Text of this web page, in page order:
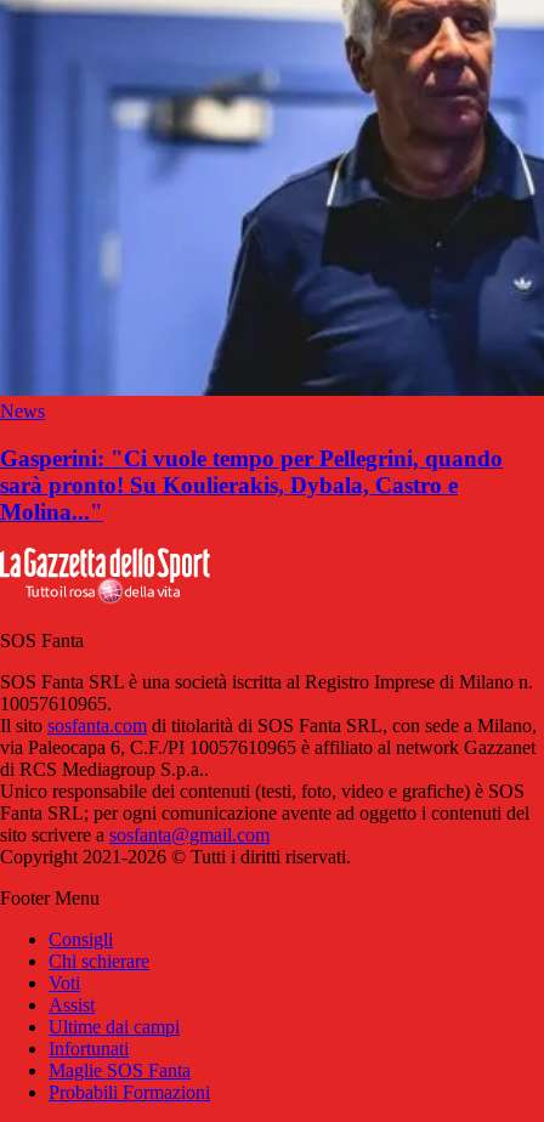
News
Gasperini: "Ci vuole tempo per Pellegrini, quando
sarà pronto! Su Koulierakis, Dybala, Castro e
Molina..."
SOS Fanta
SOS Fanta SRL è una società iscritta al Registro Imprese di Milano n.
10057610965.
Il sito sosfanta.com di titolarità di SOS Fanta SRL, con sede a Milano,
via Paleocapa 6, C.F./PI 10057610965 è affiliato al network Gazzanet
di RCS Mediagroup S.p.a..
Unico responsabile dei contenuti (testi, foto, video e grafiche) è SOS
Fanta SRL; per ogni comunicazione avente ad oggetto i contenuti del
sito scrivere a sosfanta@gmail.com
Copyright 2021-2026 © Tutti i diritti riservati.
Footer Menu
Consigli
Chi schierare
Voti
Assist
Ultime dai campi
Infortunati
Maglie SOS Fanta
Probabili Formazioni